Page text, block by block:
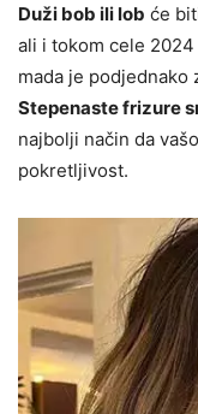
Duži bob ili lob će
ali i tokom cele
mada je podjednako
Stepenaste frizure
najbolji način da
pokretljivost.